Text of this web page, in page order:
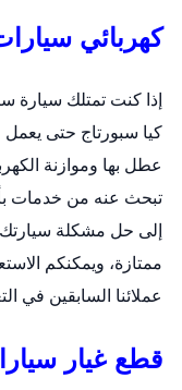
كهربائي
إذا كنت تمتلك سيارة
كيا سبورتاج حتى
عطل بها وموازنة
تبحث عنه من خدمات
إلى حل مشكلة
ممتازة، ويمكنكم
عملائنا السابقين في
قطع غيار